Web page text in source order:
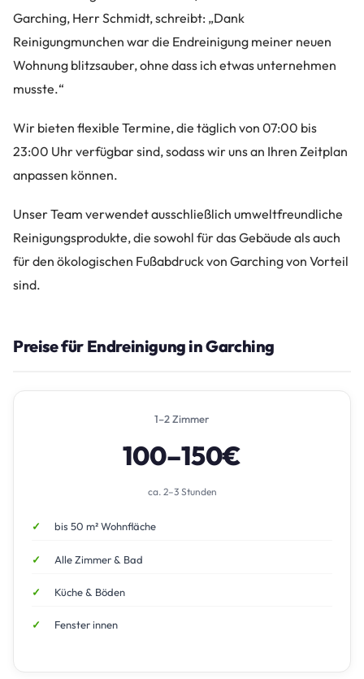
Garching, Herr Schmidt, schreibt: „Dank
Reinigungmunchen war die Endreinigung meiner neuen
Wohnung blitzsauber, ohne dass ich etwas unternehmen
musste.“
Wir bieten flexible Termine, die täglich von 07:00 bis
23:00 Uhr verfügbar sind, sodass wir uns an Ihren Zeitplan
anpassen können.
Unser Team verwendet ausschließlich umweltfreundliche
Reinigungsprodukte, die sowohl für das Gebäude als auch
für den ökologischen Fußabdruck von Garching von Vorteil
sind.
Preise für Endreinigung in Garching
1–2 Zimmer
100–150€
ca. 2–3 Stunden
bis 50 m² Wohnfläche
Alle Zimmer & Bad
Küche & Böden
Fenster innen